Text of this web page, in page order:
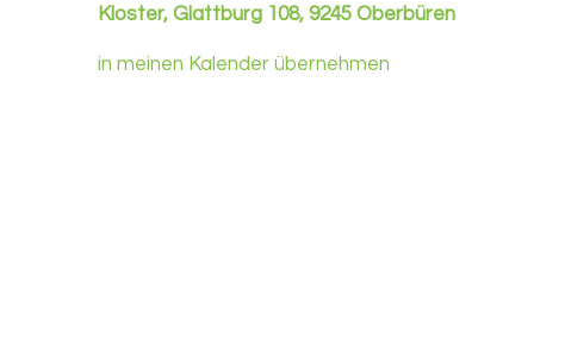
Kloster, Glattburg 108, 9245 Oberbüren
in meinen Kalender übernehmen